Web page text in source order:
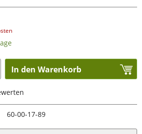
In den Warenkorb
60-00-17-89